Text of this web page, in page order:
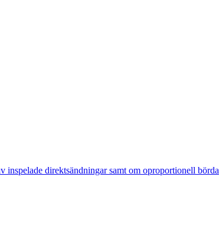
direktsändningar samt om oproportionell börda